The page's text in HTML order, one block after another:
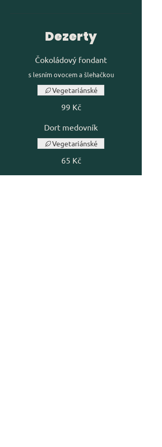
Dezerty
Čokoládový fondant
s lesním ovocem a šlehačkou
99 Kč
Vegetariánské
Dort medovník
65 Kč
Vegetariánské